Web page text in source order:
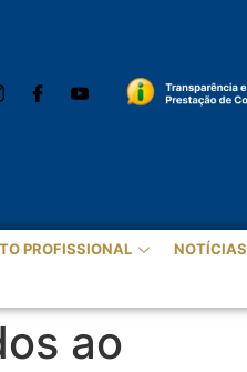
PROFISSIONAL NOTÍCIAS
ao